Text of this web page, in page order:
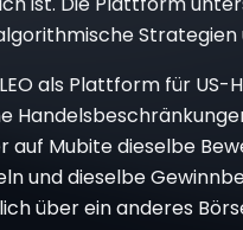
Strategien
als Plattform für US-
auf Mubite dieselbe
und dieselbe
über ein anderes